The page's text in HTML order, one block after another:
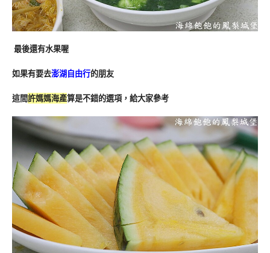
最後還有水果喔
如果有要去澎湖自由行的朋友
這間許媽媽海產算是不錯的選項，給大家參考